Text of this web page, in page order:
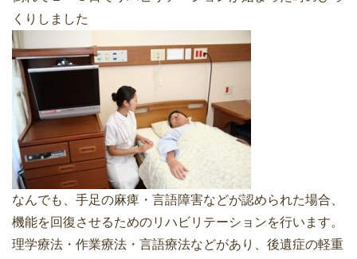
くりしました
なんでも、手足の麻痺・言語障害などが認められた場合、
機能を回復させるためのリハビリテーションを行います。
理学療法・作業療法・言語療法などがあり、後遺症の軽重